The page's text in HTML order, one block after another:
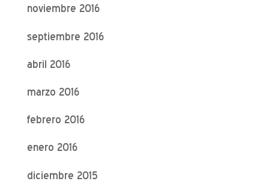
noviembre 2016
septiembre 2016
abril 2016
marzo 2016
febrero 2016
enero 2016
diciembre 2015